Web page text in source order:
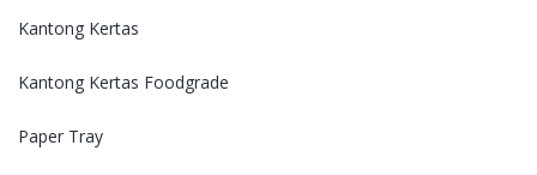
Kantong Kertas
Kantong Kertas Foodgrade
Paper Tray